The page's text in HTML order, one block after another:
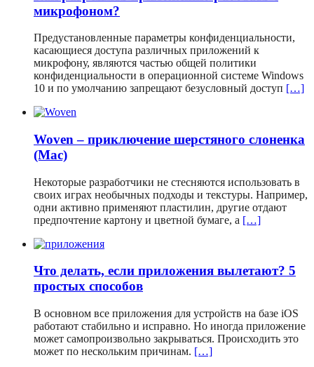
микрофоном?
Предустановленные параметры конфиденциальности,
касающиеся доступа различных приложений к
микрофону, являются частью общей политики
конфиденциальности в операционной системе Windows
10 и по умолчанию запрещают безусловный доступ […]
Woven – приключение шерстяного слоненка
(Mac)
Некоторые разработчики не стесняются использовать в
своих играх необычных подходы и текстуры. Например,
одни активно применяют пластилин, другие отдают
предпочтение картону и цветной бумаге, а […]
Что делать, если приложения вылетают? 5
простых способов
В основном все приложения для устройств на базе iOS
работают стабильно и исправно. Но иногда приложение
может самопроизвольно закрываться. Происходить это
может по нескольким причинам. […]